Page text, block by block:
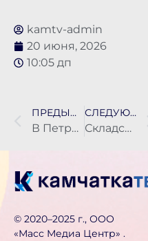
kamtv-admin
20 июня, 2026
10:05 дп
ПРЕДЫДУЩАЯ НОВОСТЬ
В Петропавловске-Камчатском трудовые отряды продолжают свою работу
СЛЕДУЮЩАЯ НОВОСТЬ
Складское помещение горело в Петропавловске-Камчатском
©️ 2020–2025 г., ООО
«Масс Медиа Центр» .